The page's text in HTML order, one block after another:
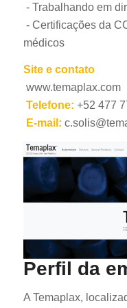
- Trabalhando em
- Certificações da
médicos
Site e contato
www.temaplax.com
Telefone: +52 477
E-mail:
Perfil da
A Temaplax,
NB
EL
SV
RO
ES_MX